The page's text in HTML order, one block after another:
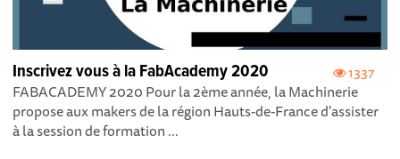
1337
Inscrivez vous à la FabAcademy 2020
FABACADEMY 2020 Pour la 2ème année, la Machinerie
propose aux makers de la région Hauts-de-France d'assister
à la session de formation ...